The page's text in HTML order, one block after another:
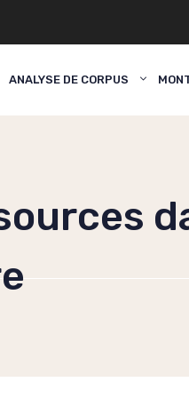
ANALYSE DE CORPUS